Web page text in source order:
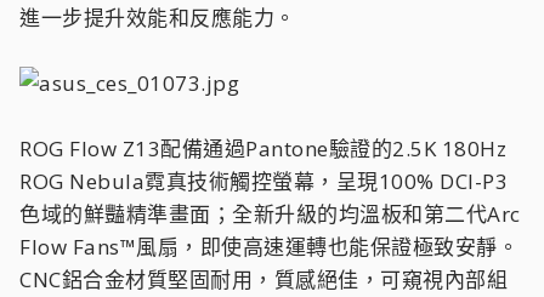
進一步提升效能和反應能力。
ROG Flow Z13配備通過Pantone驗證的2.5K 180Hz
ROG Nebula霓真技術觸控螢幕，呈現100% DCI-P3
色域的鮮豔精準畫面；全新升級的均溫板和第二代Arc
Flow Fans™風扇，即使高速運轉也能保證極致安靜。
CNC鋁合金材質堅固耐用，質感絕佳，可窺視內部組